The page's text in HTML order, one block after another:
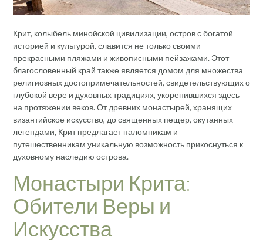
Крит, колыбель минойской цивилизации, остров с богатой
историей и культурой, славится не только своими
прекрасными пляжами и живописными пейзажами. Этот
благословенный край также является домом для множества
религиозных достопримечательностей, свидетельствующих о
глубокой вере и духовных традициях, укоренившихся здесь
на протяжении веков. От древних монастырей, хранящих
византийское искусство, до священных пещер, окутанных
легендами, Крит предлагает паломникам и
путешественникам уникальную возможность прикоснуться к
духовному наследию острова.
Монастыри Крита:
Обители Веры и
Искусства